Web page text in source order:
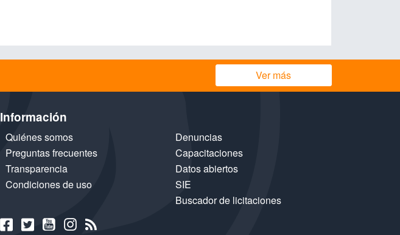
Ver más
Información
Quiénes somos
Preguntas frecuentes
Transparencia
Condiciones de uso
Denuncias
Capacitaciones
Datos abiertos
SIE
Buscador de licitaciones